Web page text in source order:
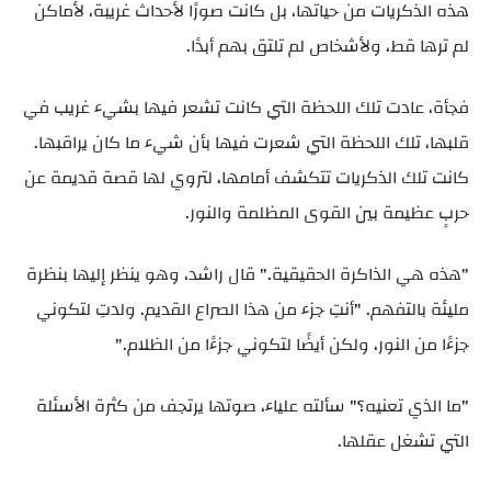
هذه الذكريات من حياتها، بل كانت صورًا لأحداث غريبة، لأماكن
لم ترها قط، ولأشخاص لم تلتق بهم أبدًا.
فجأة، عادت تلك اللحظة التي كانت تشعر فيها بشيء غريب في
قلبها، تلك اللحظة التي شعرت فيها بأن شيء ما كان يراقبها.
كانت تلك الذكريات تتكشف أمامها، لتروي لها قصة قديمة عن
حربٍ عظيمة بين القوى المظلمة والنور.
"هذه هي الذاكرة الحقيقية." قال راشد، وهو ينظر إليها بنظرة
مليئة بالتفهم. "أنتِ جزء من هذا الصراع القديم. ولدتِ لتكوني
جزءًا من النور، ولكن أيضًا لتكوني جزءًا من الظلام."
"ما الذي تعنيه؟" سألته علياء، صوتها يرتجف من كثرة الأسئلة
التي تشغل عقلها.